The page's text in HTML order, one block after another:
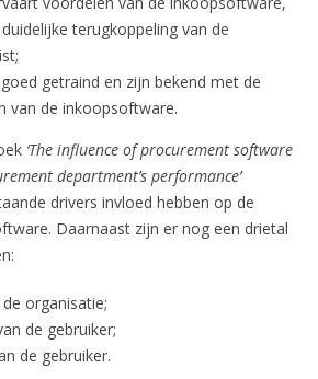
terugkoppeling van de
getraind en zijn bekend met de
van de inkoopsoftware.
‘The influence of procurement software
department’s performance’
drivers invloed hebben op de
Daarnaast zijn er nog een drietal
organisatie;
de gebruiker;
de gebruiker.